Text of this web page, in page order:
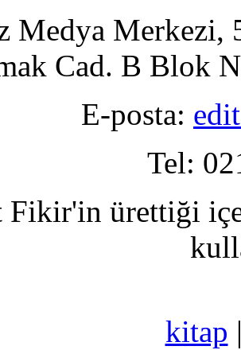
Medya Merkezi,
Cad. B Blok
E-posta:
Tel:
ürettiği
kitap